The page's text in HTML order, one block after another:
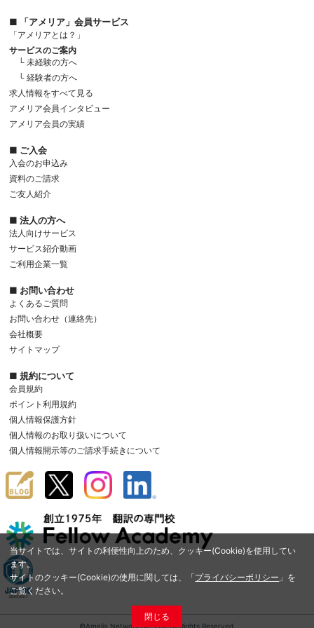
当サイトでは、サイトの利便性向上のため、クッキー(Cookie)を使用してい
ます。
サイトのクッキー(Cookie)の使用に関しては、「プライバシーポリシー 」を
ご覧ください。
閉じる
■ 「アメリア」会員サービス
「アメリアとは？」
サービスのご案内
└ 未経験の方へ
└ 経験者の方へ
求人情報をすべて見る
アメリア会員インタビュー
アメリア会員の実績
■ ご入会
入会のお申込み
資料のご請求
ご友人紹介
■ 法人の方へ
法人向けサービス
サービス紹介動画
ご利用企業一覧
■ お問い合わせ
よくあるご質問
お問い合わせ（連絡先）
会社概要
サイトマップ
■ 規約について
会員規約
ポイント利用規約
個人情報保護方針
個人情報のお取り扱いについて
個人情報開示等のご請求手続きについて
©Amelia Network Co.,Ltd. All Rights Reserved.